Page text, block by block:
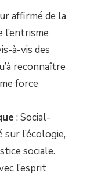
affirmé de la
l’entrisme
à-vis des
reconnaître
force
: Social-
l’écologie,
sociale.
l’esprit